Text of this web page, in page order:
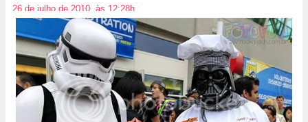
26 de julho de 2010, às 12:28h